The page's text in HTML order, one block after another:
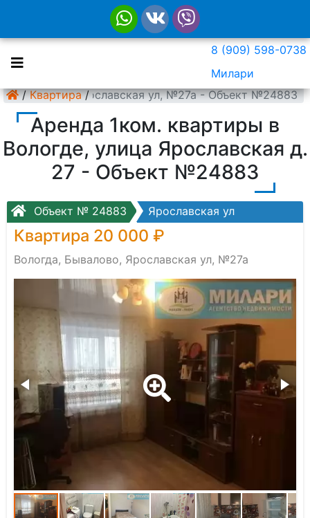
8 (909) 598-0738
Милари
/ Квартира /
Бывалово, Ярославская ул, №27а - Объект №24883
Аренда 1ком. квартиры в
Вологде, улица Ярославская д.
27 - Объект №24883
Объект № 24883 Ярославская ул
Квартира 20 000 ₽
Вологда, Бывалово, Ярославская ул, №27а